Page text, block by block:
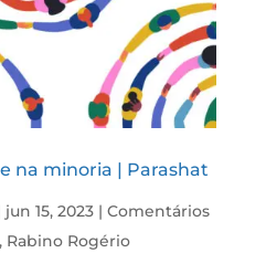
na minoria | Parashat
jun 15, 2023| Comentários
Rabino Rogério